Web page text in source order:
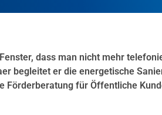
dass man nicht mehr
begleitet er die energetische
Förderberatung für Öffentliche